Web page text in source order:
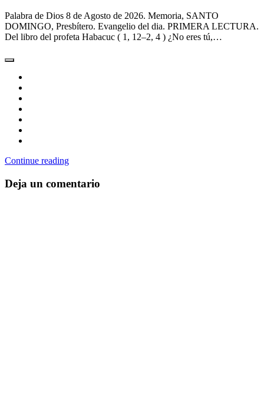
Palabra de Dios 8 de Agosto de 2026. Memoria, SANTO
DOMINGO, Presbítero. Evangelio del dia. PRIMERA LECTURA.
Del libro del profeta Habacuc ( 1, 12–2, 4 ) ¿No eres tú,…
Continue reading
Deja un comentario